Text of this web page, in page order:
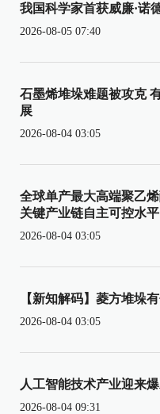
我国科学家首获威廉·诺
2026-08-05 07:40
石墨烯堆垛难题被攻克
展
2026-08-04 03:05
全球单产最大高端聚乙
关键产业链自主可控水平
2026-08-04 03:05
【新知解码】菱方堆垛
2026-08-04 03:05
人工智能技术产业迎来
2026-08-04 09:31